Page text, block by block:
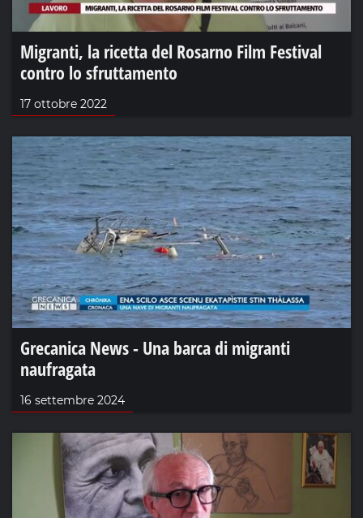
Migranti, la ricetta del Rosarno Film Festival
contro lo sfruttamento
17 ottobre 2022
Grecanica News - Una barca di migranti
naufragata
16 settembre 2024